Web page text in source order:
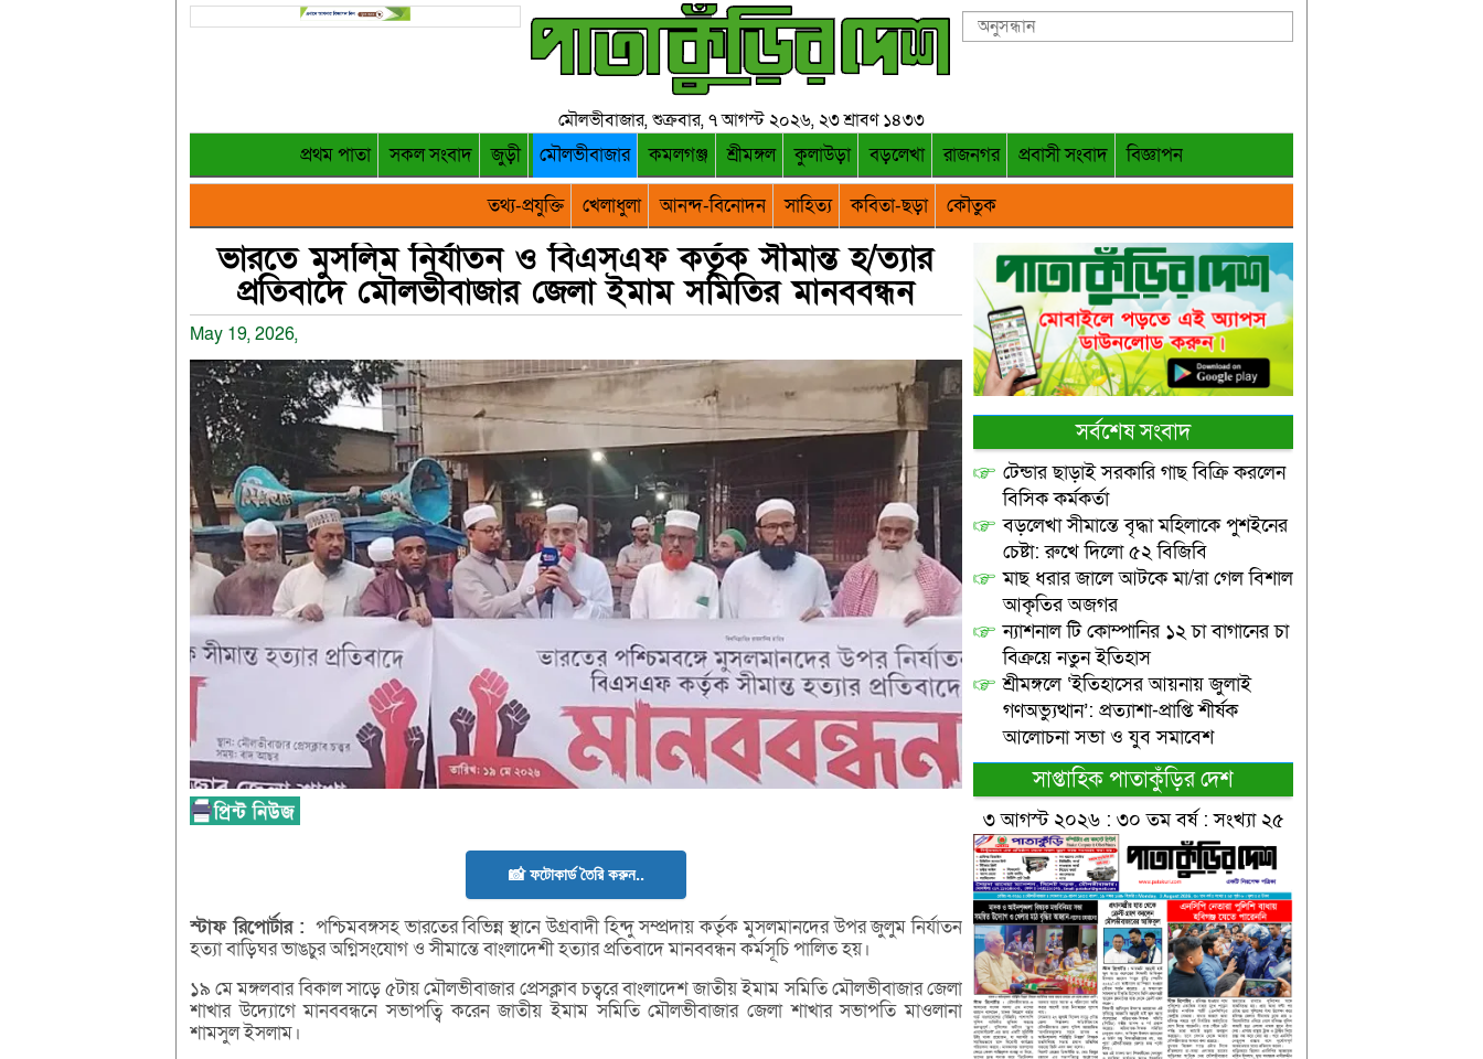
মৌলভীবাজার, শুক্রবার, ৭ আগস্ট ২০২৬, ২৩ শ্রাবণ ১৪৩৩
প্রথম পাতা সকল সংবাদ জুড়ী মৌলভীবাজার কমলগঞ্জ শ্রীমঙ্গল কুলাউড়া বড়লেখা রাজনগর প্রবাসী সংবাদ
বিজ্ঞাপন
তথ্য-প্রযুক্তি
খেলাধুলা আনন্দ-বিনোদন সাহিত্য কবিতা-ছড়া কৌতুক
ভারতে মুসলিম নির্যাতন ও বিএসএফ কর্তৃক সীমান্ত হ/ত্যার
প্রতিবাদে মৌলভীবাজার জেলা ইমাম সমিতির মানববন্ধন
May 19, 2026,
📸 ফটোকার্ড তৈরি করুন..
স্টাফরিপোর্টার : পশ্চিমবঙ্গসহ ভারতের বিভিন্ন স্থানে উগ্রবাদী হিন্দু সম্প্রদায় কর্তৃক মুসলমানদের উপর জুলুম নির্যাতন
হত্যা বাড়িঘর ভাঙচুর অগ্নিসংযোগ ও সীমান্তে বাংলাদেশী হত্যার প্রতিবাদে মানববন্ধন কর্মসূচি পালিত হয়।
১৯ মে মঙ্গলবার বিকাল সাড়ে ৫টায় মৌলভীবাজার প্রেসক্লাব চত্বরে বাংলাদেশ জাতীয় ইমাম সমিতি মৌলভীবাজার জেলা
শাখার উদ্যোগে মানববন্ধনে সভাপত্বি করেন জাতীয় ইমাম সমিতি মৌলভীবাজার জেলা শাখার সভাপতি মাওলানা
শামসুল ইসলাম।
সর্বশেষ সংবাদ
টেন্ডার ছাড়াই সরকারি গাছ বিক্রি করলেন
বিসিক কর্মকর্তা
বড়লেখা সীমান্তে বৃদ্ধা মহিলাকে পুশইনের
চেষ্টা: রুখে দিলো ৫২ বিজিবি
মাছ ধরার জালে আটকে মা/রা গেল বিশাল
আকৃতির অজগর
ন্যাশনাল টি কোম্পানির ১২ চা বাগানের চা
বিক্রয়ে নতুন ইতিহাস
শ্রীমঙ্গলে ‘ইতিহাসের আয়নায় জুলাই
গণঅভ্যুত্থান’: প্রত্যাশা-প্রাপ্তি শীর্ষক
আলোচনা সভা ও যুব সমাবেশ
সাপ্তাহিক পাতাকুঁড়ির দেশ
৩ আগস্ট ২০২৬ : ৩০ তম বর্ষ : সংখ্যা ২৫